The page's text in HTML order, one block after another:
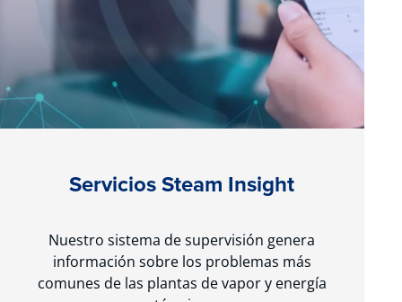
Servicios Steam Insight
Nuestro sistema de supervisión genera
información sobre los problemas más
comunes de las plantas de vapor y energía